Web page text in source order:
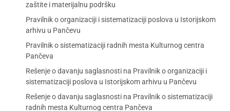
zaštite i materijalnu podršku
Pravilnik o organizaciji i sistematizaciji poslova u Istorijskom
arhivu u Pančevu
Pravilnik o sistematizaciji radnih mesta Kulturnog centra
Pančeva
Rešenje o davanju saglasnosti na Pravilnik o organizaciji i
sistematizaciji poslova u Istorijskom arhivu u Pančevu
Rešenje o davanju saglasnosti na Pravilnik o sistematizaciji
radnih mesta Kulturnog centra Pančeva